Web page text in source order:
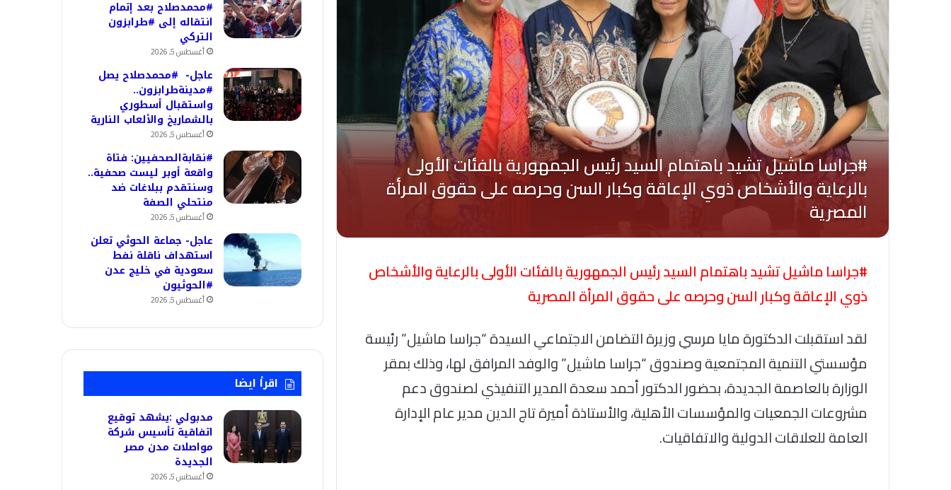
#جراسا ماشيل تشيد باهتمام السيد رئيس الجمهورية بالفئات الأولى بالرعاية والأشخاص
ذوي الإعاقة وكبار السن وحرصه على حقوق المرأة المصرية
لقد استقبلت الدكتورة مايا مرسي وزيرة التضامن الاجتماعي السيدة “جراسا ماشيل” رئيسة
مؤسستي التنمية المجتمعية وصندوق “جراسا ماشيل” والوفد المرافق لها، وذلك بمقر
الوزارة بالعاصمة الجديدة، بحضور الدكتور أحمد سعدة المدير التنفيذي لصندوق دعم
مشروعات الجمعيات والمؤسسات الأهلية، والأستاذة أميرة تاج الدين مدير عام الإدارة
العامة للعلاقات الدولية والاتفاقيات.
#محمدصلاح بعد إتمام
انتقاله إلى #طرابزون
التركي
أغسطس 5, 2026
عاجل- #محمدصلاح يصل
#مدينةطرابزون..
واستقبال أسطوري
بالشماريخ والألعاب النارية
أغسطس 5, 2026
#نقابةالصحفيين: فتاة
واقعة أوبر ليست صحفية..
وسنتقدم ببلاغات ضد
منتحلي الصفة
أغسطس 5, 2026
عاجل- جماعة الحوثي تعلن
استهداف ناقلة نفط
سعودية في خليج عدن
#الحوثيون
أغسطس 5, 2026
اقرأ ايضا
مدبولي :يشهد توقيع
اتفاقية تأسيس شركة
مواصلات مدن مصر
الجديدة
أغسطس 5, 2026